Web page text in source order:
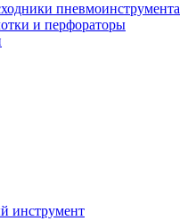
пневмоинструмента
и перфораторы
инструмент